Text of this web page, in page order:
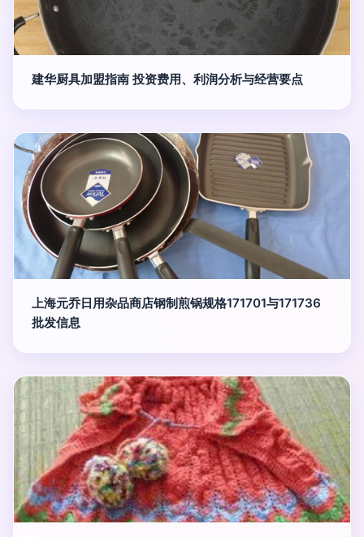
建华厨具加盟指南 投资费用、利润分析与经营要点
上海元乔日用杂品商店钢制煎锅规格171701与171736
批发信息